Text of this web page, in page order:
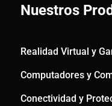
Nuestros
Realidad Virtual y
Computadores y
Conectividad y